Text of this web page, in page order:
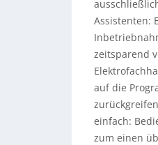
Assistenten:
zeitsparend
auf die
einfach:
zum einen